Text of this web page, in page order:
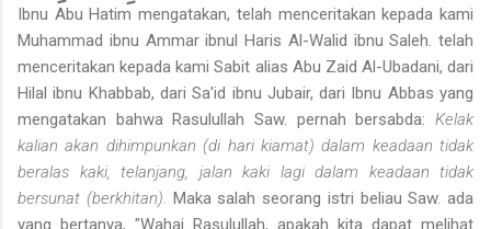
Ibnu Abu Hatim mengatakan, telah menceritakan kepada kami
Muhammad ibnu Ammar ibnul Haris Al-Walid ibnu Saleh. telah
menceritakan kepada kami Sabit alias Abu Zaid Al-Ubadani, dari
Hilal ibnu Khabbab, dari Sa'id ibnu Jubair, dari Ibnu Abbas yang
mengatakan bahwa Rasulullah Saw. pernah bersabda: Kelak
kalian akan dihimpunkan (di hari kiamat) dalam keadaan tidak
beralas kaki, telanjang, jalan kaki lagi dalam keadaan tidak
bersunat (berkhitan). Maka salah seorang istri beliau Saw. ada
yang bertanya, "Wahai Rasulullah, apakah kita dapat melihat